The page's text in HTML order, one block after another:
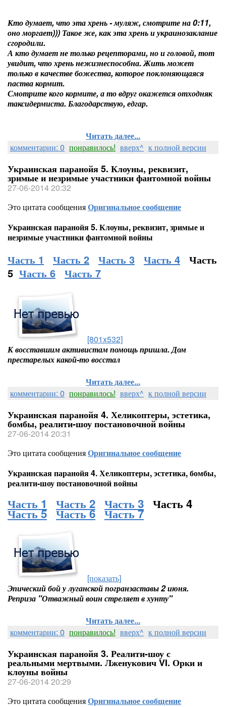
Кто думает, что эта хрень - муляж, смотрите на 0:11,
оно моргает))) Такое же, как эта хрень и украинозаклание
сгородили.
А кто думает не только рецепторами, но и головой, тот
увидит, что хрень нежизнеспособна. Жить может
только в качестве божества, которое поклоняющаяся
паства кормит.
Смотрите кого кормите, а то вдруг окажется отходняк
таксидермиста. Благодарствую, едгар.
Читать далее...
комментарии: 0 понравилось! вверх^ к полной версии
Украинская паранойя 5. Клоуны, реквизит,
зримые и незримые участники фантомной войны
27-06-2014 20:32
Это цитата сообщенияОригинальное сообщение
Украинская паранойя 5. Клоуны, реквизит, зримые и
незримые участники фантомной войны
Часть 1 Часть 2 Часть 3 Часть 4 Часть
5 Часть 6 Часть 7
[801x532]
К восставшим активистам помощь пришла. Дом
престарелых какой-то восстал
Читать далее...
комментарии: 0 понравилось! вверх^ к полной версии
Украинская паранойя 4. Хеликоптеры, эстетика,
бомбы, реалити-шоу постановочной войны
27-06-2014 20:31
Это цитата сообщенияОригинальное сообщение
Украинская паранойя 4. Хеликоптеры, эстетика, бомбы,
реалити-шоу постановочной войны
Часть 1 Часть 2 Часть 3 Часть 4
Часть 5 Часть 6 Часть 7
[показать]
Эпический бой у луганской погранзаставы 2 июня.
Реприза "Отважный воин стреляет в хунту"
Читать далее...
комментарии: 0 понравилось! вверх^ к полной версии
Украинская паранойя 3. Реалити-шоу с
реальными мертвыми. Лженукович VI. Орки и
клоуны войны
27-06-2014 20:29
Это цитата сообщенияОригинальное сообщение